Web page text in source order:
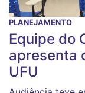
PLANEJAMENTO
Equipe do
apresenta
UFU